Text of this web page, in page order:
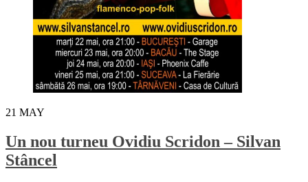
21 MAY
Un nou turneu Ovidiu Scridon – Silvan
Stâncel